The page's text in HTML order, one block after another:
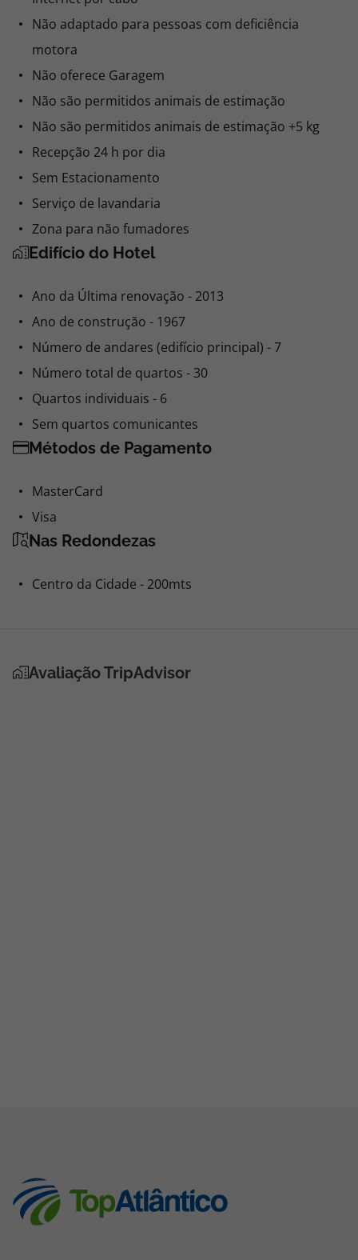
Não adaptado para pessoas com deficiência
motora
Não oferece Garagem
Não são permitidos animais de estimação
Não são permitidos animais de estimação +5 kg
Recepção 24 h por dia
Sem Estacionamento
Serviço de lavandaria
Zona para não fumadores
Edifício do Hotel
Ano da Última renovação - 2013
Ano de construção - 1967
Número de andares (edifício principal) - 7
Número total de quartos - 30
Quartos individuais - 6
Sem quartos comunicantes
Métodos de Pagamento
MasterCard
Visa
Nas Redondezas
Centro da Cidade - 200mts
Avaliação TripAdvisor